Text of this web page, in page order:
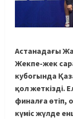
Астанадағы
Жекпе-жек
кубогында
қол жеткізді.
финалға өтіп,
күміс жүлде